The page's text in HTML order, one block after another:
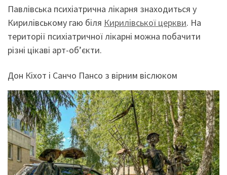
Павлівська психіатрична лікарня знаходиться у
Кирилівському гаю біля Кирилівської церкви. На
території психіатричної лікарні можна побачити
різні цікаві арт-об’єкти.
Дон Кіхот і Санчо Пансо з вірним віслюком